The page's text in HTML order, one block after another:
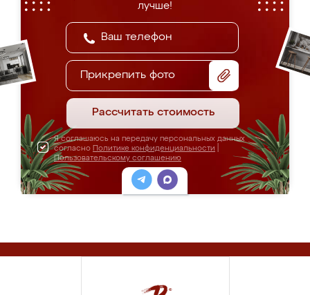
лучше!
Прикрепить фото
Рассчитать стоимость
Я соглашаюсь на передачу персональных данных
согласно Политике конфиденциальности
Пользовательскому соглашению